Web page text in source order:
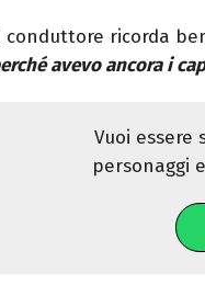
conduttore ricorda
avevo ancora i
Vuoi essere
personaggi